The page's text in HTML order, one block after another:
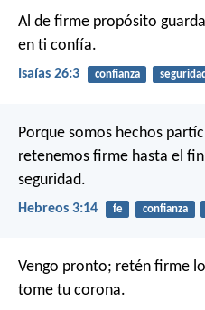
Al de firme propósito
en ti confía.
Isaías 26:3 confianza seguridad
Porque somos hechos
retenemos firme hasta el
seguridad.
Hebreos 3:14 fe confianza
Vengo pronto; retén firme
tome tu corona.